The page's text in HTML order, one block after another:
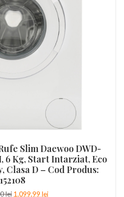
Slim Daewoo DWD-
6 Kg, Start Intarziat, Eco
Clasa D – Cod Produs:
152108
lei Prețul
1.099,99 leiPrețul